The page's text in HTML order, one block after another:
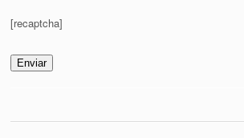
[recaptcha]